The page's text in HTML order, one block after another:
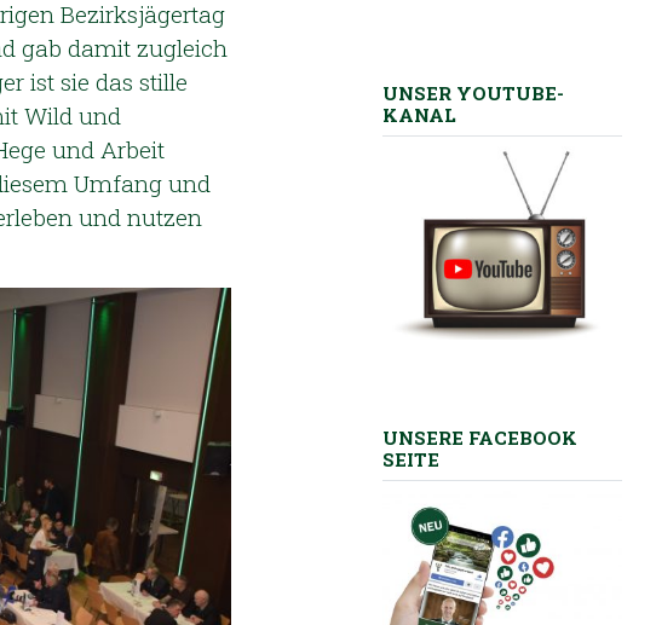
Bezirksjägertag
gab damit zugleich
ist sie das stille
Wild und
und Arbeit
Umfang und
und nutzen
UNSER YOUTUBE-
KANAL
UNSERE FACEBOOK
SEITE